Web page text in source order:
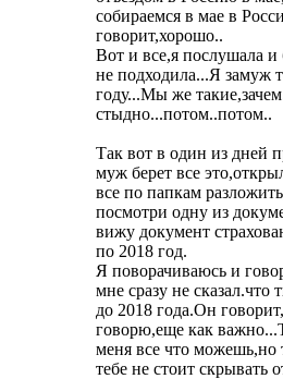
собираемся в мае в
говорит,хорошо..
Вот и все,я послушала и
не подходила...Я замуж
году...Мы же
стыдно...потом..потом..
Так вот в один из дней
муж берет все
все по папкам
посмотри одну из
вижу документ
по 2018 год.
Я поворачиваюсь и
мне сразу не сказал.что
до 2018 года.Он
говорю,еще как
меня все что можешь,но
тебе не стоит